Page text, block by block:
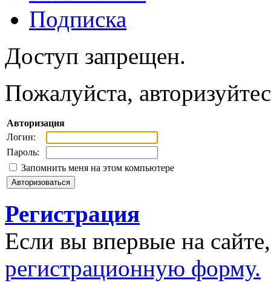
Подписка
Доступ запрещен.
Пожалуйста,
Авторизация
Логин:
Пароль:
Запомнить меня на этом компьютере
Регистрация
Если вы впервые на
регистрационную форму.